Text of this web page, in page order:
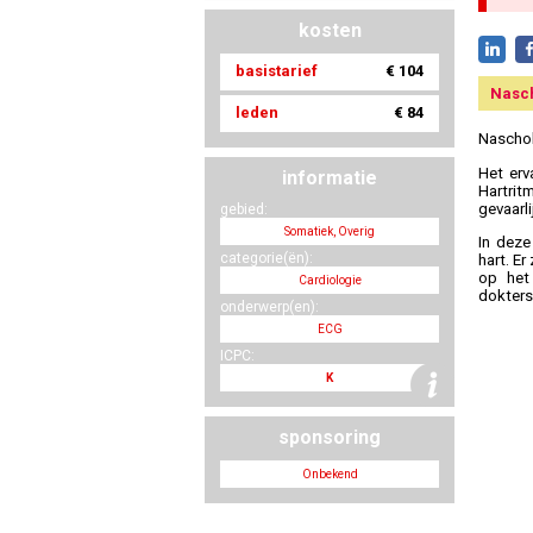
kosten
basistarief € 104
leden € 84
informatie
gebied:
Somatiek, Overig
categorie(ën):
Cardiologie
onderwerp(en):
ECG
ICPC:
K
sponsoring
Onbekend
Het
In
hart.
op het